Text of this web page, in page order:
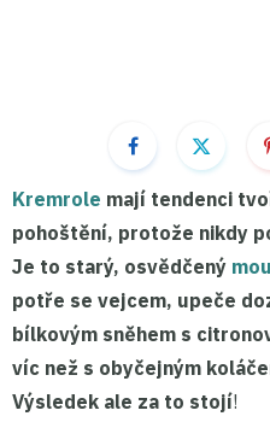
Kremrole mají tendenci
pohoštění, protože nikdy
Je to starý, osvědčený
potře se vejcem, upeče
bílkovým sněhem s
víc než s obyčejným
Výsledek ale za to stojí!